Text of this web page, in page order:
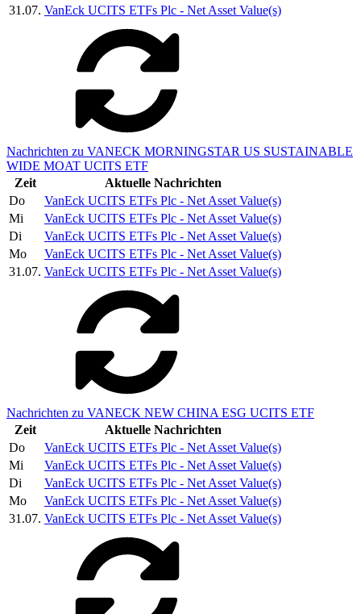
31.07. VanEck UCITS ETFs Plc - Net Asset Value(s)
Nachrichten zu VANECK MORNINGSTAR US SUSTAINABLE
WIDE MOAT UCITS ETF
Zeit
Aktuelle Nachrichten
Do
VanEck UCITS ETFs Plc - Net Asset Value(s)
Mi
VanEck UCITS ETFs Plc - Net Asset Value(s)
Di
VanEck UCITS ETFs Plc - Net Asset Value(s)
Mo
VanEck UCITS ETFs Plc - Net Asset Value(s)
31.07. VanEck UCITS ETFs Plc - Net Asset Value(s)
Nachrichten zu VANECK NEW CHINA ESG UCITS ETF
Zeit
Aktuelle Nachrichten
Do
VanEck UCITS ETFs Plc - Net Asset Value(s)
Mi
VanEck UCITS ETFs Plc - Net Asset Value(s)
Di
VanEck UCITS ETFs Plc - Net Asset Value(s)
Mo
VanEck UCITS ETFs Plc - Net Asset Value(s)
31.07. VanEck UCITS ETFs Plc - Net Asset Value(s)